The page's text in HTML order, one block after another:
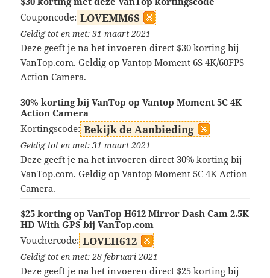
Couponcode: LOVEMM6S
Geldig tot en met: 31 maart 2021
Deze geeft je na het invoeren direct $30 korting bij
VanTop.com. Geldig op Vantop Moment 6S 4K/60FPS
Action Camera.
30% korting bij VanTop op Vantop Moment 5C 4K
Action Camera
Kortingscode: Bekijk de Aanbieding
Geldig tot en met: 31 maart 2021
Deze geeft je na het invoeren direct 30% korting bij
VanTop.com. Geldig op Vantop Moment 5C 4K Action
Camera.
$25 korting op VanTop H612 Mirror Dash Cam 2.5K
HD With GPS bij VanTop.com
Vouchercode: LOVEH612
Geldig tot en met: 28 februari 2021
Deze geeft je na het invoeren direct $25 korting bij